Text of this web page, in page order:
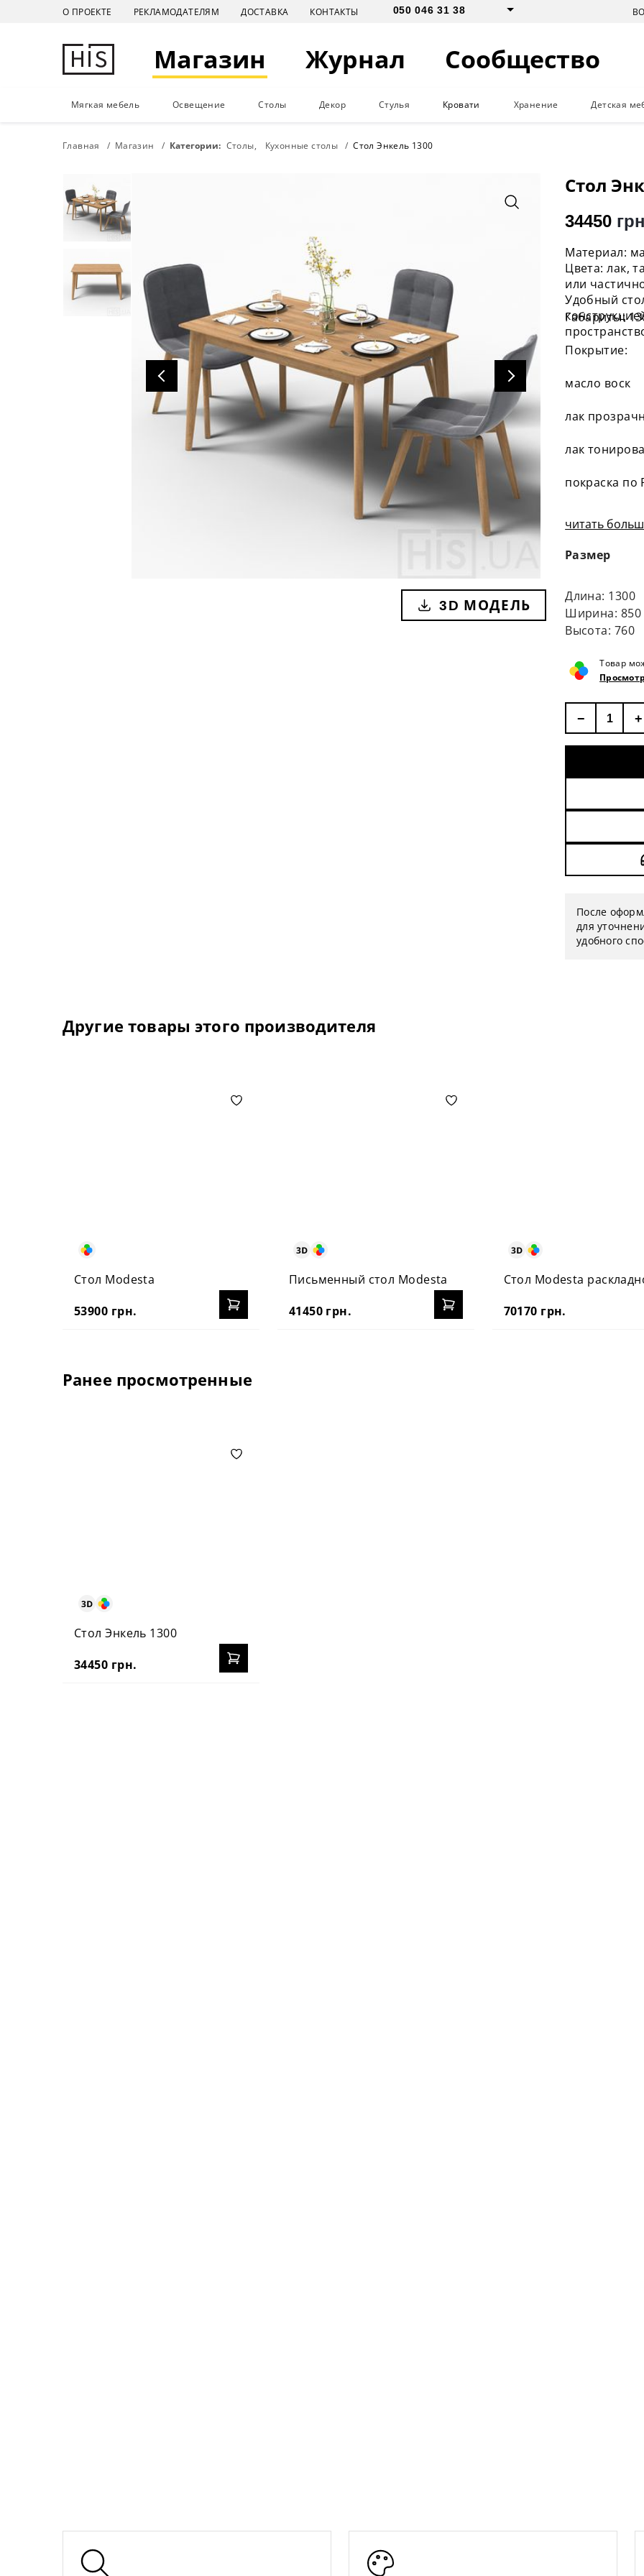
О ПРОЕКТЕ РЕКЛАМОДАТЕЛЯМ ДОСТАВКА КОНТАКТЫ 050 046 31 38
Магазин Журнал Сообщество
Мягкая мебель Освещение Столы Декор Стулья Кровати Хранение Детская
Главная Магазин Категории: Столы Кухонные столы Стол Энкель 1300
3D МОДЕЛЬ
Стол
34450
Материал:
Цвета: лак,
или
Удобный
Габариты:
Покрытие:
масло воск
лак
лак
покраска по
читать
Размер
Длина: 1300
Ширина: 850
Высота: 760
Товар
− +
После
для
удобного
Другие товары этого производителя
Стол Modesta
53900 грн.
Письменный стол Modesta
41450 грн.
Стол Modesta
70170 грн.
Ранее просмотренные
Стол Энкель 1300
34450 грн.